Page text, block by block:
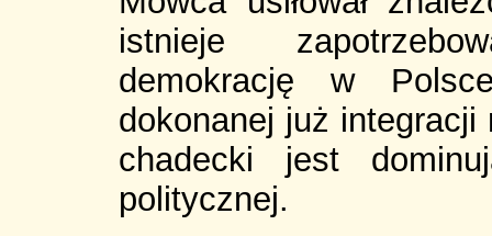
istnieje
demokrację w
dokonanej już
chadecki jest
politycznej.